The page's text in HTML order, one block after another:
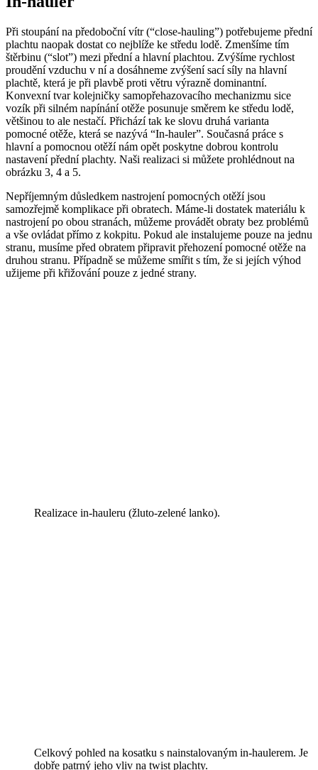
Při stoupání na předoboční vítr (“close-hauling”) potřebujeme přední
plachtu naopak dostat co nejblíže ke středu lodě. Zmenšíme tím
štěrbinu (“slot”) mezi přední a hlavní plachtou. Zvýšíme rychlost
proudění vzduchu v ní a dosáhneme zvýšení sací síly na hlavní
plachtě, která je při plavbě proti větru výrazně dominantní.
Konvexní tvar kolejničky samopřehazovacího mechanizmu sice
vozík při silném napínání otěže posunuje směrem ke středu lodě,
většinou to ale nestačí. Přichází tak ke slovu druhá varianta
pomocné otěže, která se nazývá “In-hauler”. Současná práce s
hlavní a pomocnou otěží nám opět poskytne dobrou kontrolu
nastavení přední plachty. Naši realizaci si můžete prohlédnout na
obrázku 3, 4 a 5.
Nepříjemným důsledkem nastrojení pomocných otěží jsou
samozřejmě komplikace při obratech. Máme-li dostatek materiálu k
nastrojení po obou stranách, můžeme provádět obraty bez problémů
a vše ovládat přímo z kokpitu. Pokud ale instalujeme pouze na jednu
stranu, musíme před obratem připravit přehození pomocné otěže na
druhou stranu. Případně se můžeme smířit s tím, že si jejích výhod
užijeme při křižování pouze z jedné strany.
Realizace in-hauleru (žluto-zelené lanko).
Celkový pohled na kosatku s nainstalovaným in-haulerem. Je
dobře patrný jeho vliv na twist plachty.